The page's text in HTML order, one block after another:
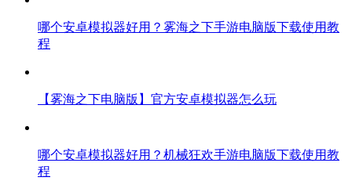
哪个安卓模拟器好用？雾海之下手游电脑版下载使用教
程
【雾海之下电脑版】官方安卓模拟器怎么玩
哪个安卓模拟器好用？机械狂欢手游电脑版下载使用教
程